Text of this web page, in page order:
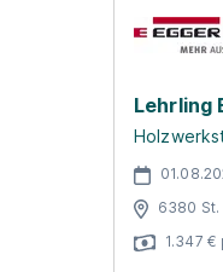
Lehrling
6380 St.
1.347